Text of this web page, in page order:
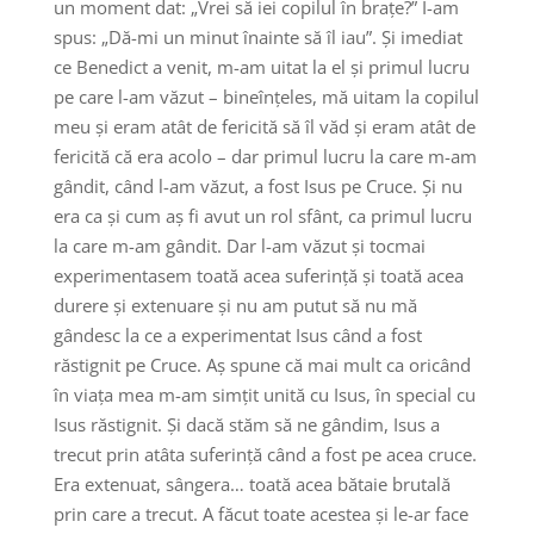
un moment dat: „Vrei să iei copilul în brațe?” I-am
spus: „Dă-mi un minut înainte să îl iau”. Și imediat
ce Benedict a venit, m-am uitat la el și primul lucru
pe care l-am văzut – bineînțeles, mă uitam la copilul
meu și eram atât de fericită să îl văd și eram atât de
fericită că era acolo – dar primul lucru la care m-am
gândit, când l-am văzut, a fost Isus pe Cruce. Și nu
era ca și cum aș fi avut un rol sfânt, ca primul lucru
la care m-am gândit. Dar l-am văzut și tocmai
experimentasem toată acea suferință și toată acea
durere și extenuare și nu am putut să nu mă
gândesc la ce a experimentat Isus când a fost
răstignit pe Cruce. Aș spune că mai mult ca oricând
în viața mea m-am simțit unită cu Isus, în special cu
Isus răstignit. Și dacă stăm să ne gândim, Isus a
trecut prin atâta suferință când a fost pe acea cruce.
Era extenuat, sângera… toată acea bătaie brutală
prin care a trecut. A făcut toate acestea și le-ar face